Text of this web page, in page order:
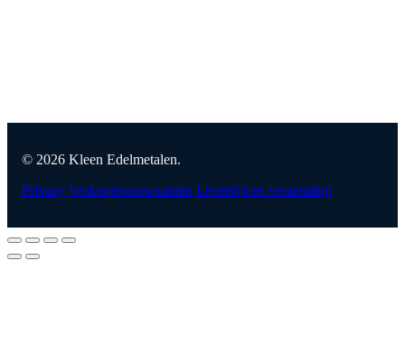
© 2026 Kleen Edelmetalen.
Privacy Verkoopvoorwaarden Levertijd en verzending